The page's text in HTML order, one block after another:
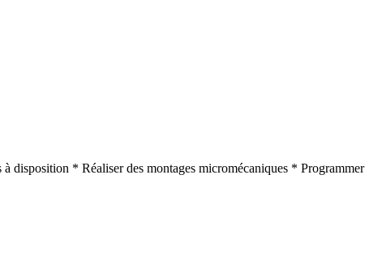
disposition * Réaliser des montages micromécaniques * Programmer